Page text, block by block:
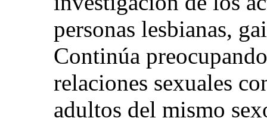
personas lesbianas,
Continúa
relaciones sexuales
adultos del mismo